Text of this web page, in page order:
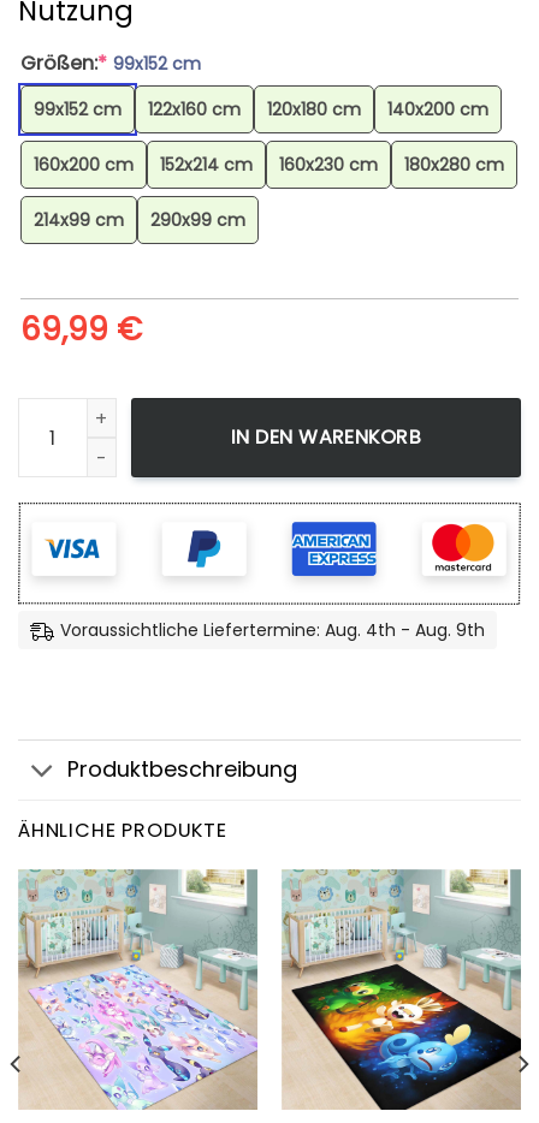
Nutzung
Größen:* 99x152 cm
99x152 cm
122x160 cm 120x180 cm 140x200 cm
160x200 cm 152x214 cm 160x230 cm 180x280 cm
214x99 cm 290x99 cm
69,99 €
Chimpep Hopplo Memmeon Pokmon Scorbunny Grookey
IN DEN WARENKORB
Voraussichtliche Liefertermine: Aug. 4th - Aug. 9th
Produktbeschreibung
ÄHNLICHE PRODUKTE